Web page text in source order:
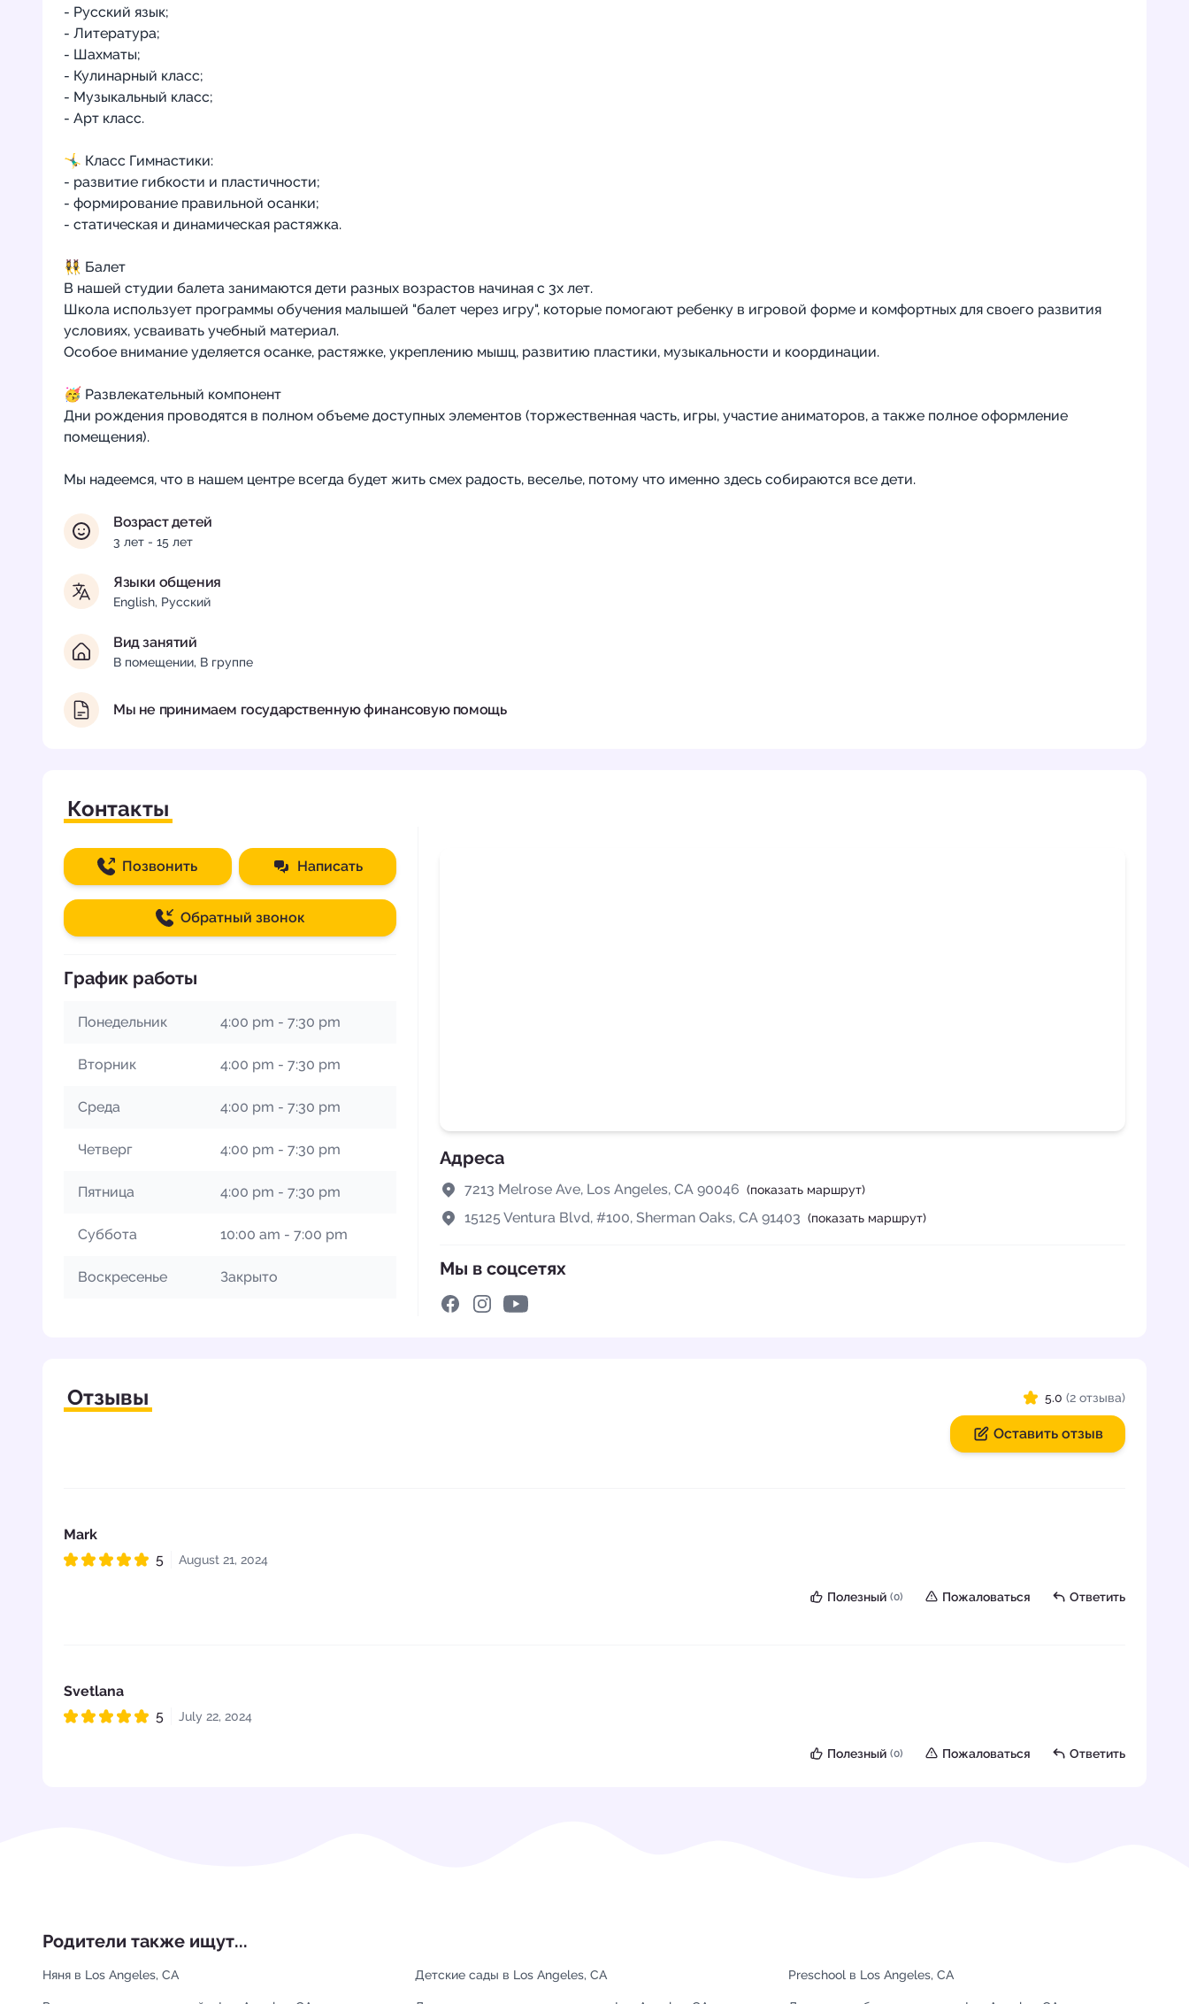
- Русский язык;
- Литература;
- Шахматы;
- Кулинарный класс;
- Музыкальный класс;
- Арт класс.
🤸‍♂️ Класс Гимнастики:
- развитие гибкости и пластичности;
- формирование правильной осанки;
- статическая и динамическая растяжка.
👯‍♀️ Балет
В нашей студии балета занимаются дети разных возрастов начиная с 3х лет.
Школа использует программы обучения малышей "балет через игру", которые помогают ребенку в игровой форме и комфортных для своего развития
условиях, усваивать учебный материал.
Особое внимание уделяется осанке, растяжке, укреплению мышц, развитию пластики, музыкальности и координации.
🥳 Развлекательный компонент
Дни рождения проводятся в полном объеме доступных элементов (торжественная часть, игры, участие аниматоров, а также полное оформление
помещения).
Мы надеемся, что в нашем центре всегда будет жить смех радость, веселье, потому что именно здесь собираются все дети.
Возраст детей
3 лет - 15 лет
Языки общения
English, Русский
Вид занятий
В помещении, В группе
Мы не принимаем государственную финансовую помощь
Контакты
Позвонить Написать
Обратный звонок
График работы
Понедельник 4:00 pm - 7:30 pm
Вторник 4:00 pm - 7:30 pm
Среда 4:00 pm - 7:30 pm
Четверг 4:00 pm - 7:30 pm
Пятница 4:00 pm - 7:30 pm
Суббота 10:00 am - 7:00 pm
Воскресенье Закрыто
Адреса
7213 Melrose Ave, Los Angeles, CA 90046 (показать маршрут)
15125 Ventura Blvd, #100, Sherman Oaks, CA 91403 (показать маршрут)
Мы в соцсетях
Facebook
InstagramYouTube
Отзывы 5.0 (2 отзыва)
Оставить отзыв
Mark
5 August 21, 2024
Полезный (0) Пожаловаться Ответить
Svetlana
5 July 22, 2024
Полезный (0) Пожаловаться Ответить
Родители также ищут...
Няня в Los Angeles, CA Детские сады в Los Angeles, CA Preschool в Los Angeles, CA